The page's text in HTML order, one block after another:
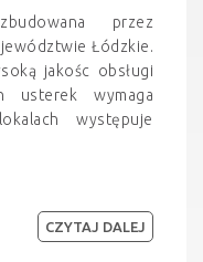
przez
Łódzkie.
jakośc obsługi
usterek wymaga
występuje
CZYTAJ DALEJ